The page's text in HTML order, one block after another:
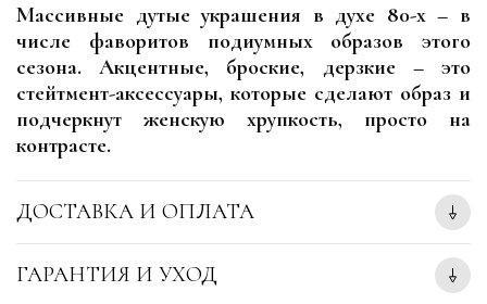
Массивные дутые украшения в духе 80-х – в
числе фаворитов подиумных образов этого
сезона. Акцентные, броские, дерзкие – это
стейтмент-аксессуары, которые сделают образ и
подчеркнут женскую хрупкость, просто на
контрасте.
ДОСТАВКА И ОПЛАТА
ГАРАНТИЯ И УХОД